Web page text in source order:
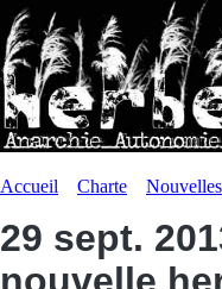
Accueil Charte Nouvelles
29 sept.